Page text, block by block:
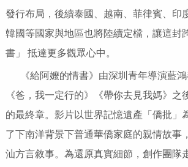
發行布局，後續泰國、越南、菲律賓、印
韓國等國家與地區也將陸續定檔，讓這封
書」 抵達更多觀眾心中。
《給阿嬤的情書》由深圳青年導演藍
《爸，我一定行的》《帶你去見我媽》之
的最終章。影片以世界記憶遺產「僑批」
了下南洋背景下普通華僑家庭的親情故事
汕方言敘事。為還原真實細節，創作團隊